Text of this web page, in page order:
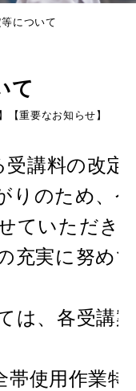
について
て
【重要なお知らせ】
講料の改定
りのため、
ていただき
充実に努め
は、各受講
使用作業特